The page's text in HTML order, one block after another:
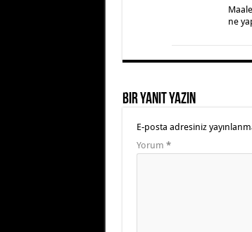
ne
Bir yanıt yazın
E-posta adresiniz
Yorum *